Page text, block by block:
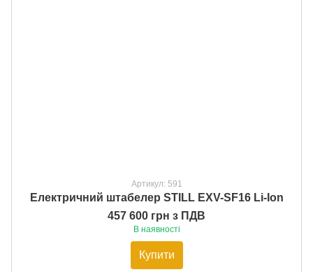
Артикул: 591
Електричний штабелер STILL EXV-SF16 Li-Ion
457 600 грн з ПДВ
В наявності
Купити